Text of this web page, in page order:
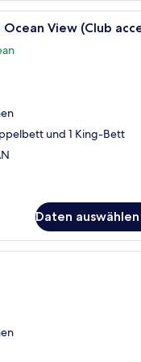
Ein
View (Club
und 1 King-Bett
Daten
Ein